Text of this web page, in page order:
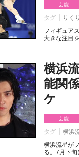
芸能
タグ りく
フィギュア
大きな注目
横浜
能関
ケ
芸能
タグ 横浜
横浜流星が
る。7月下